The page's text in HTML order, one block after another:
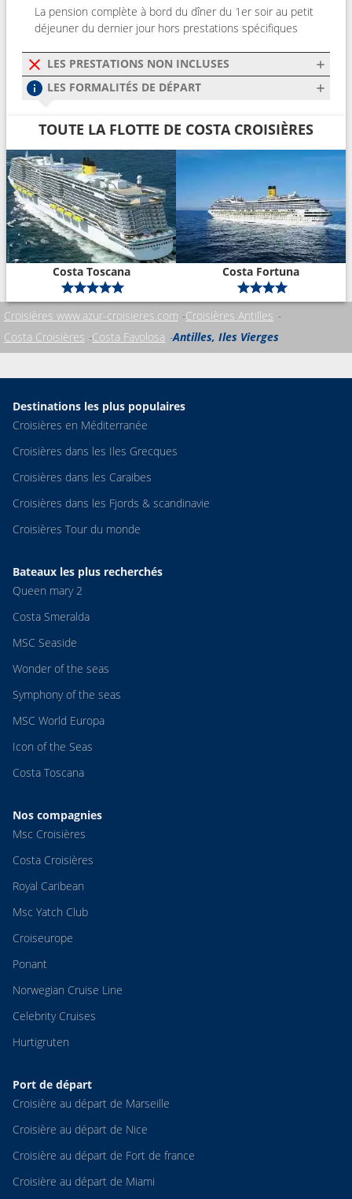
La pension complète à bord du dîner du 1er soir au petit
déjeuner du dernier jour hors prestations spécifiques
LES PRESTATIONS NON INCLUSES
LES FORMALITÉS DE DÉPART
TOUTE LA FLOTTE DE COSTA CROISIÈRES
Costa Toscana Costa Fortuna
Croisières www.azur-croisieres.com Croisières Antilles
Costa Croisières Costa Favolosa Antilles, Iles Vierges
Destinations les plus populaires
Croisières en Méditerranée
Croisières dans les Iles Grecques
Croisières dans les Caraibes
Croisières dans les Fjords & scandinavie
Croisières Tour du monde
Bateaux les plus recherchés
Queen mary 2
Costa Smeralda
MSC Seaside
Wonder of the seas
Symphony of the seas
MSC World Europa
Icon of the Seas
Costa Toscana
Nos compagnies
Msc Croisières
Costa Croisières
Royal Caribean
Msc Yatch Club
Croiseurope
Ponant
Norwegian Cruise Line
Celebrity Cruises
Hurtigruten
Port de départ
Croisière au départ de Marseille
Croisière au départ de Nice
Croisière au départ de Fort de france
Croisière au départ de Miami